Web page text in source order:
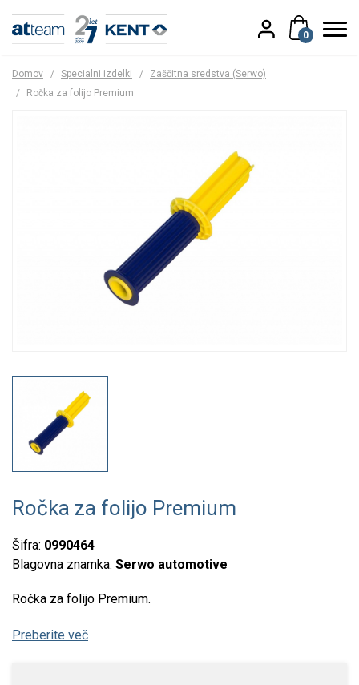
0
Domov / Specialni izdelki /
Zaščitna sredstva (Serwo)
/
Ročka za folijo Premium
Ročka za folijo Premium
Šifra: 0990464
Blagovna znamka: Serwo automotive
Ročka za folijo Premium.
Preberite več